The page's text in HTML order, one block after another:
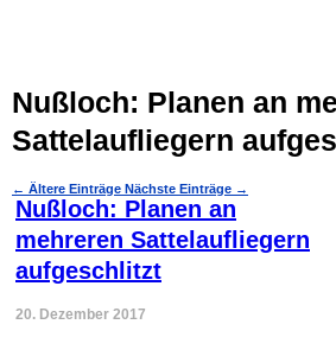
Nußloch: Planen an
Sattelaufliegern
← Ältere Einträge Nächste Einträge →
Nußloch: Planen an
mehreren Sattelaufliegern
aufgeschlitzt
20. Dezember 2017